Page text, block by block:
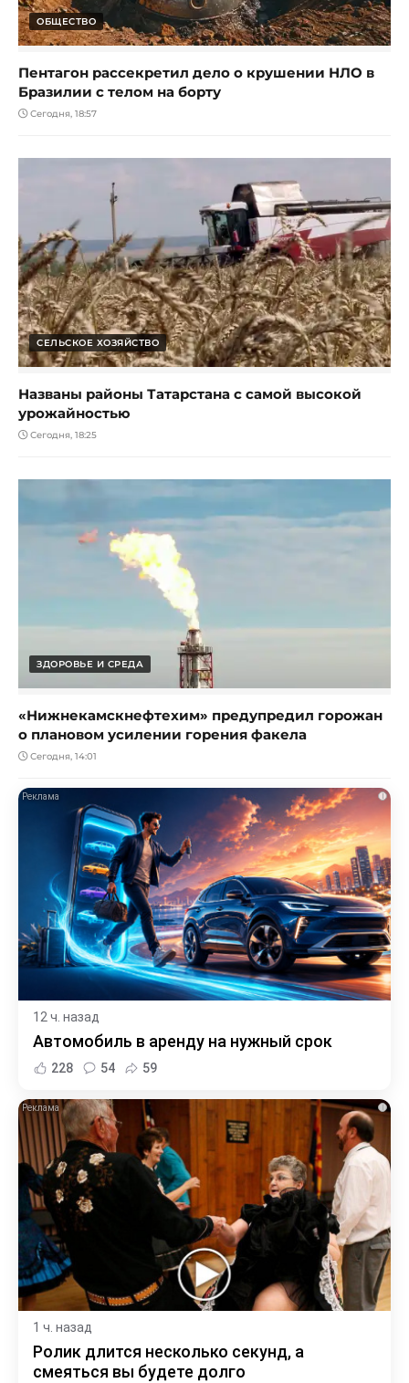
ОБЩЕСТВО
Пентагон рассекретил дело о крушении НЛО в
Бразилии с телом на борту
Сегодня, 18:57
СЕЛЬСКОЕ ХОЗЯЙСТВО
Названы районы Татарстана с самой высокой
урожайностью
Сегодня, 18:25
ЗДОРОВЬЕ И СРЕДА
«Нижнекамскнефтехим» предупредил горожан
о плановом усилении горения факела
Сегодня, 14:01
i
12 ч. назад
Автомобиль в аренду на нужный срок
228 54 59
i
1 ч. назад
Ролик длится несколько секунд, а
смеяться вы будете долго